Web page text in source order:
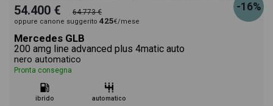
-16%
54.400 € 64.773 €
oppure canone suggerito 425€/mese
Mercedes GLB
200 amg line advanced plus 4matic auto
nero automatico
Pronta consegna
ibrido automatico